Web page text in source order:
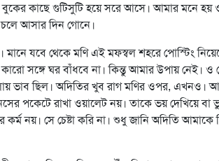
কাছে গুটিসুটি হয়ে সরে আসে। আমার মনে হয়
আসার দিন গোনে।
যবে থেকে মণি এই মফস্বল শহরে পোস্টিং
সঙ্গে ঘর বাঁধবে না। কিন্তু আমার উপায় নেই।
ভাব ছিল। অদিতির খুব রাগ মণির ওপর, এখনও।
পকেটে রাখা ওয়ালেট নয়। তাকে ভয় দেখিয়ে বা
নয়। সে চেষ্টা করি না। শুধু জানি অদিতি